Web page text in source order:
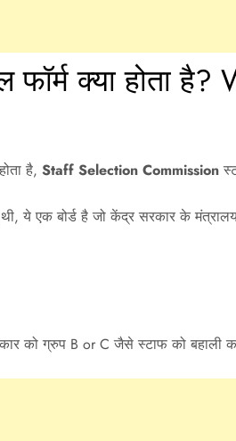
क्या होता
है,Staff Selection Commission
ये एक बोर्ड है जो केंद्र सरकार के
को ग्रुप B or C जैसे स्टाफ को बहाली